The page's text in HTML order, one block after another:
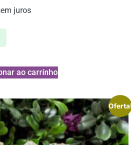
juros
ao carrinho